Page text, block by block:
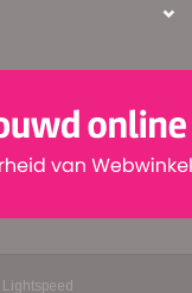
Lightspeed